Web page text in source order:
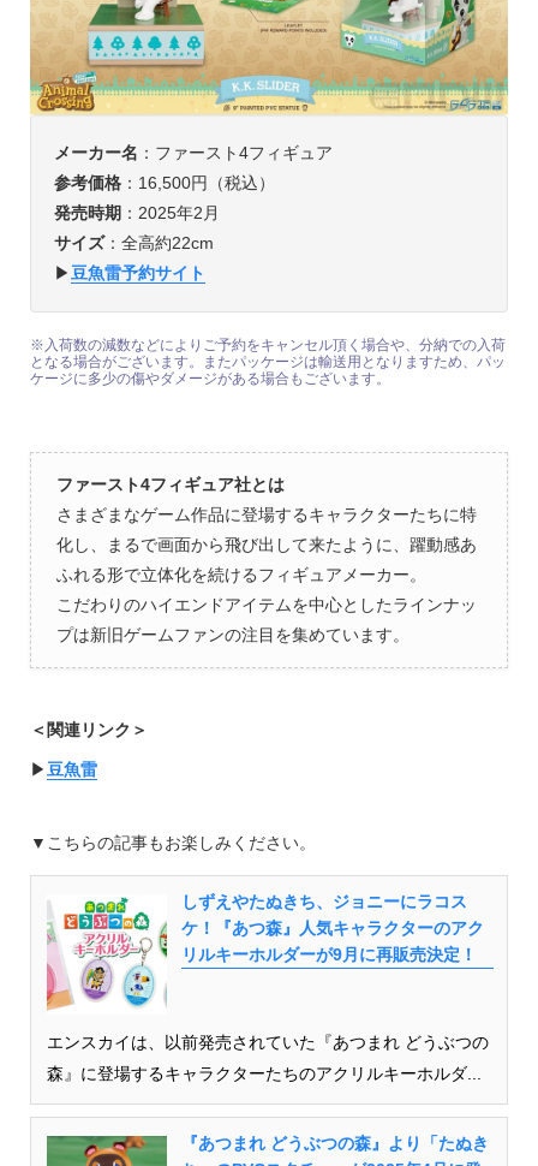
メーカー名 ：ファースト4フィギュア
参考価格：16,500円（税込）
発売時期 ：2025年2月
サイズ：全高約22cm
▶︎ 豆魚雷予約サイト
※入荷数の減数などによりご予約をキャンセル頂く場合や、分納での入荷
となる場合がございます。またパッケージは輸送用となりますため、パッ
ケージに多少の傷やダメージがある場合もございます。
ファースト4フィギュア社とは
さまざまなゲーム作品に登場するキャラクターたちに特
化し、まるで画面から飛び出して来たように、躍動感あ
ふれる形で立体化を続けるフィギュアメーカー。
こだわりのハイエンドアイテムを中心としたラインナッ
プは新旧ゲームファンの注目を集めています。
＜関連リンク＞
▶︎ 豆魚雷
▼こちらの記事もお楽しみください。
しずえやたぬきち、ジョニーにラコス
ケ！『あつ森』人気キャラクターのアク
リルキーホルダーが9月に再販売決定！
エンスカイは、以前発売されていた『あつまれ どうぶつの
森』に登場するキャラクターたちのアクリルキーホルダ...
『あつまれ どうぶつの森』より「たぬき